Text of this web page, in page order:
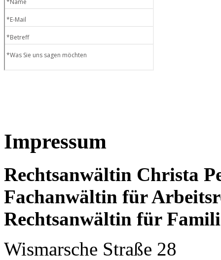
Impressum
Rechtsanwältin Christa
Fachanwältin für
Rechtsanwältin für
Wismarsche Straße 28